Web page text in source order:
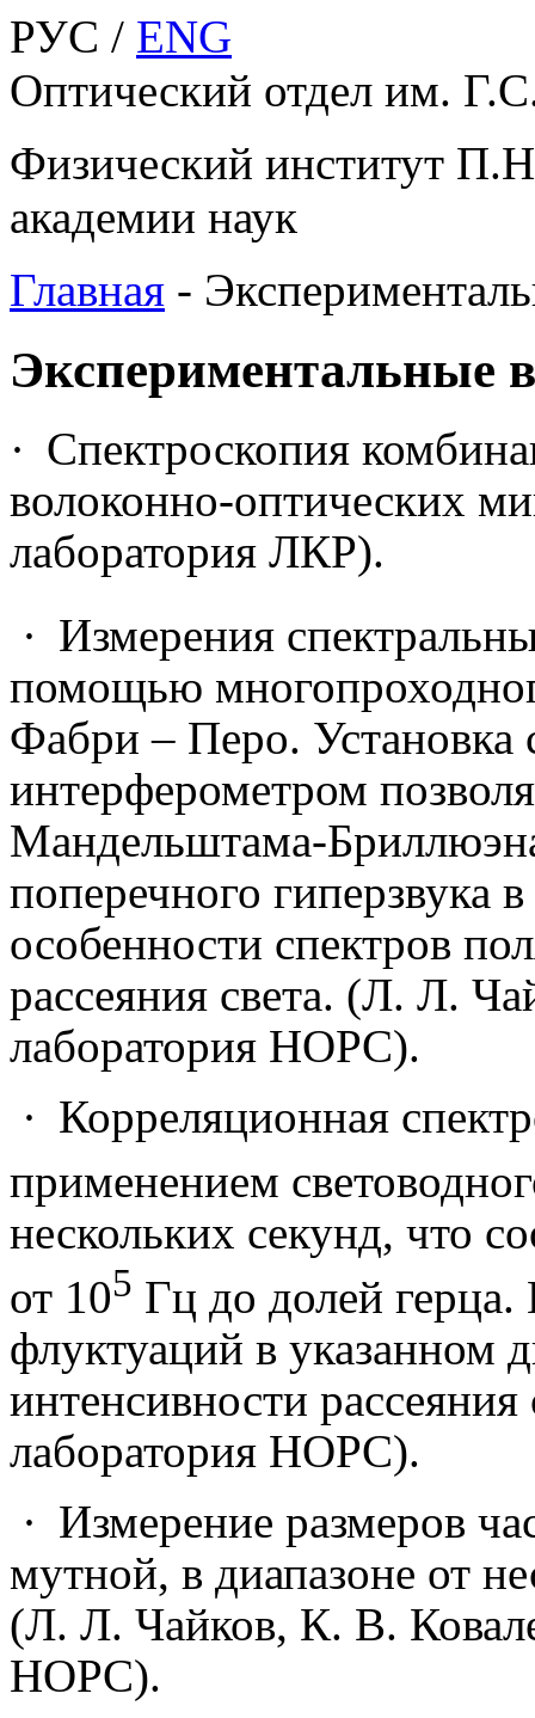
РУС / ENG
Оптический отдел им.
Физический институт
академии наук
Главная -
Экспериментальные
· Спектроскопия
волоконно-оптических
лаборатория ЛКР).
· Измерения
помощью
Фабри – Перо. Установка
интерферометром
Мандельштама-
поперечного гиперзвука
особенности спектров
рассеяния света. (Л. Л.
лаборатория НОРС).
· Корреляционная
применением
нескольких секунд, что
от 105 Гц до долей
флуктуаций в указанном
интенсивности
лаборатория НОРС).
· Измерение размеров
мутной, в диапазоне от
(Л. Л. Чайков, К. В.
НОРС).